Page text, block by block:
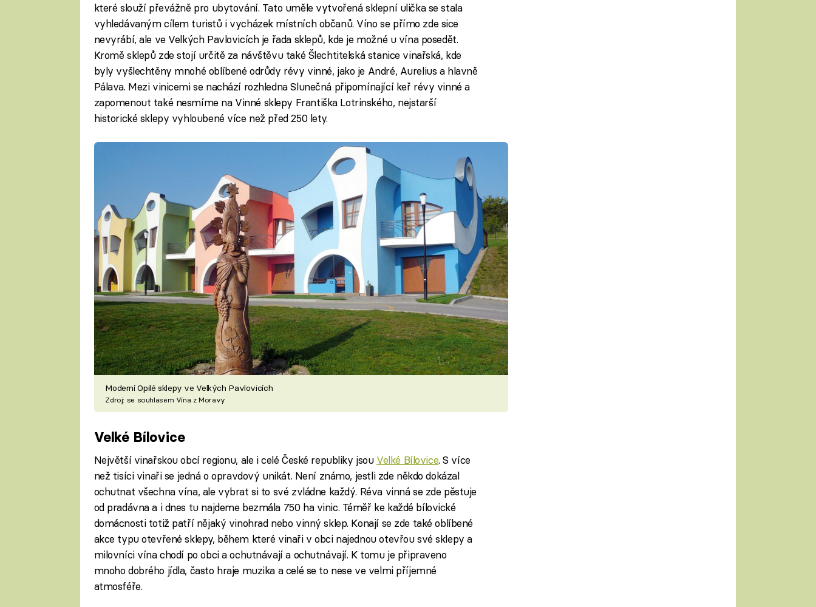
které slouží převážně pro ubytování. Tato uměle vytvořená sklepní ulička se stala
vyhledávaným cílem turistů i vycházek místních občanů. Víno se přímo zde sice
nevyrábí, ale ve Velkých Pavlovicích je řada sklepů, kde je možné u vína posedět.
Kromě sklepů zde stojí určitě za návštěvu také Šlechtitelská stanice vinařská, kde
byly vyšlechtěny mnohé oblíbené odrůdy révy vinné, jako je André, Aurelius a hlavně
Pálava. Mezi vinicemi se nachází rozhledna Slunečná připomínající keř révy vinné a
zapomenout také nesmíme na Vinné sklepy Františka Lotrinského, nejstarší
historické sklepy vyhloubené více než před 250 lety.
Moderní Opilé sklepy ve Velkých Pavlovicích
Zdroj: se souhlasem Vína z Moravy
Velké Bílovice
Největší vinařskou obcí regionu, ale i celé České republiky jsou Velké Bílovice. S více
než tisíci vinaři se jedná o opravdový unikát. Není známo, jestli zde někdo dokázal
ochutnat všechna vína, ale vybrat si to své zvládne každý. Réva vinná se zde pěstuje
od pradávna a i dnes tu najdeme bezmála 750 ha vinic. Téměř ke každé bílovické
domácnosti totiž patří nějaký vinohrad nebo vinný sklep. Konají se zde také oblíbené
akce typu otevřené sklepy, během které vinaři v obci najednou otevřou své sklepy a
milovníci vína chodí po obci a ochutnávají a ochutnávají. K tomu je připraveno
mnoho dobrého jídla, často hraje muzika a celé se to nese ve velmi příjemné
atmosféře.